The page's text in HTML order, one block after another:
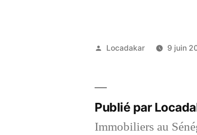
Publié
Locadakar 9 juin
Publié par
Immobiliers au